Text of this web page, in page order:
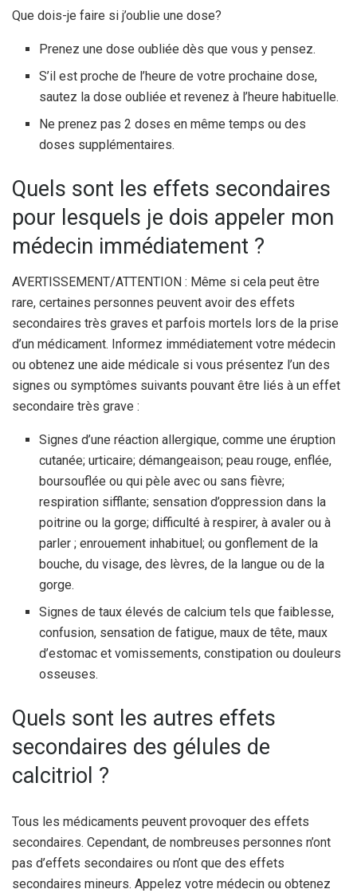
Que dois-je faire si j’oublie une dose?
Prenez une dose oubliée dès que vous y pensez.
S’il est proche de l’heure de votre prochaine dose,
sautez la dose oubliée et revenez à l’heure habituelle.
Ne prenez pas 2 doses en même temps ou des
doses supplémentaires.
Quels sont les effets secondaires
pour lesquels je dois appeler mon
médecin immédiatement ?
AVERTISSEMENT/ATTENTION : Même si cela peut être
rare, certaines personnes peuvent avoir des effets
secondaires très graves et parfois mortels lors de la prise
d’un médicament. Informez immédiatement votre médecin
ou obtenez une aide médicale si vous présentez l’un des
signes ou symptômes suivants pouvant être liés à un effet
secondaire très grave :
Signes d’une réaction allergique, comme une éruption
cutanée; urticaire; démangeaison; peau rouge, enflée,
boursouflée ou qui pèle avec ou sans fièvre;
respiration sifflante; sensation d’oppression dans la
poitrine ou la gorge; difficulté à respirer, à avaler ou à
parler ; enrouement inhabituel; ou gonflement de la
bouche, du visage, des lèvres, de la langue ou de la
gorge.
Signes de taux élevés de calcium tels que faiblesse,
confusion, sensation de fatigue, maux de tête, maux
d’estomac et vomissements, constipation ou douleurs
osseuses.
Quels sont les autres effets
secondaires des gélules de
calcitriol ?
Tous les médicaments peuvent provoquer des effets
secondaires. Cependant, de nombreuses personnes n’ont
pas d’effets secondaires ou n’ont que des effets
secondaires mineurs. Appelez votre médecin ou obtenez